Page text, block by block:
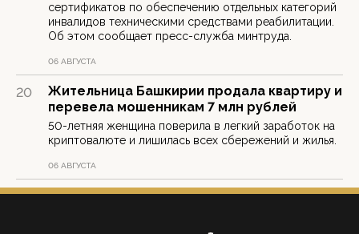
сертификатов по обеспечению отдельных категорий
инвалидов техническими средствами реабилитации.
Об этом сообщает пресс-служба минтруда.
06 АВГУСТА
20
Жительница Башкирии продала квартиру и
перевела мошенникам 7 млн рублей
50-летняя женщина поверила в легкий заработок на
криптовалюте и лишилась всех сбережений и жилья.
06 АВГУСТА